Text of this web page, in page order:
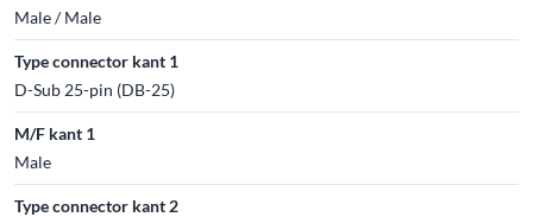
Male / Male
Type connector kant 1
D-Sub 25-pin (DB-25)
M/F kant 1
Male
Type connector kant 2